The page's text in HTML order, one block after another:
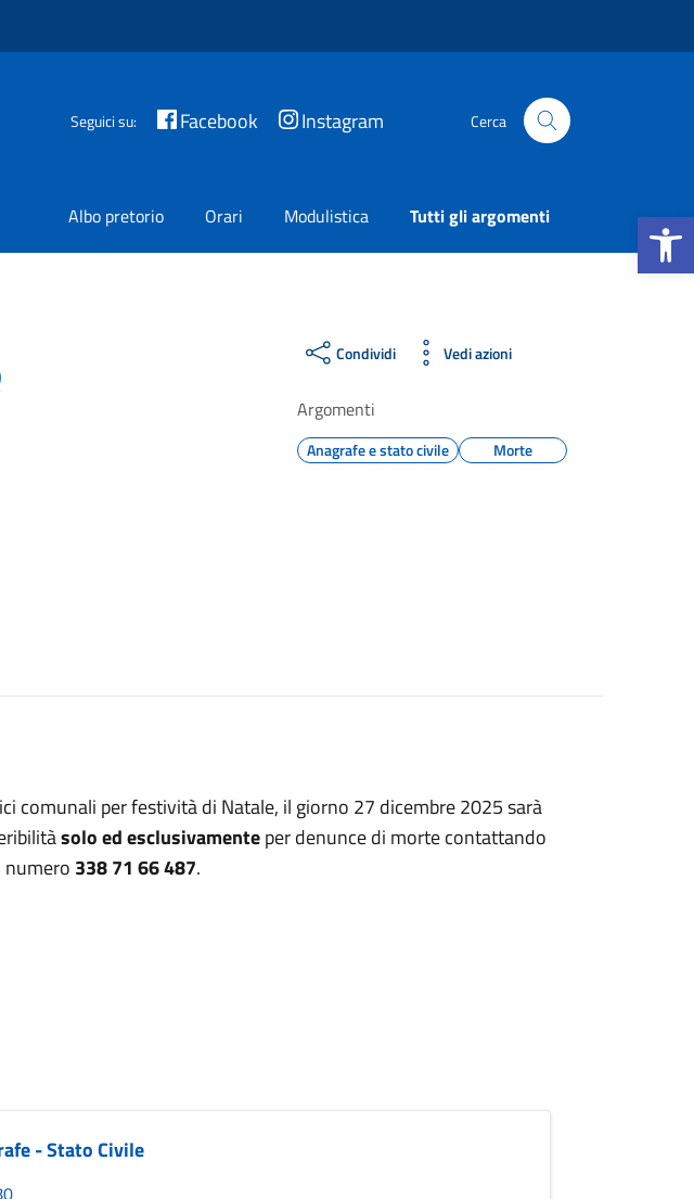
Apri la
Seguici su: Facebook Instagram Cerca
Albo pretorio Orari Modulistica Tutti gli argomenti
Condividi Vedi azioni
Argomenti
Anagrafe e stato civile Morte
comunali per festività di Natale, il giorno 27 dicembre 2025 sarà
solo ed esclusivamenteper denunce di morte contattando
numero 338 71 66 487.
- Stato Civile